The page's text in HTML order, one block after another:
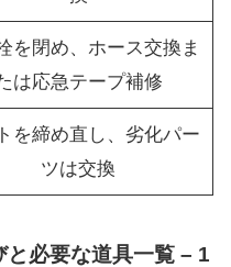
を閉め、ホース交換ま
は応急テープ補修
を締め直し、劣化パー
ツは交換
必要な道具一覧 – 1